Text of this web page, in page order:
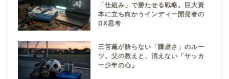
「仕組み」で勝たせる戦略。巨大資
本に立ち向かうインディー開発者の
DX思考
三笘薫が語らない「謙虚さ」のルー
ツ。父の教えと、消えない「サッカ
ー少年の心」